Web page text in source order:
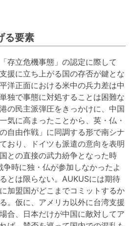
る要素
存立危機事態」の認定に際して
援に立ち上がる国の存否が鍵とな
洋正面における米中の兵力差は中
独で事態に対処することは困難な
の民主派弾圧をきっかけに、中国
気に高まったことから、英・仏・
自由作戦」に同調する形で南シナ
おり、ドイツも派遣の意向を表明
との直接の武力紛争となった時
時に独・仏が参加しなかったよ
とは限らない。AUKUSには期待
加盟国がどこまでコミットするか
。仮に、アメリカ以外に台湾支援
合、日本だけが中国に敵対してア